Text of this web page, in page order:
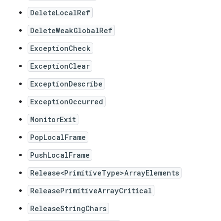
DeleteLocalRef
DeleteWeakGlobalRef
ExceptionCheck
ExceptionClear
ExceptionDescribe
ExceptionOccurred
MonitorExit
PopLocalFrame
PushLocalFrame
Release<PrimitiveType>ArrayElements
ReleasePrimitiveArrayCritical
ReleaseStringChars